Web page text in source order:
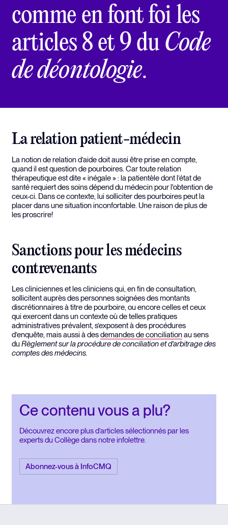
comme en font foi les
articles 8 et 9 du Code
de déontologie.
La relation patient-médecin
La notion de relation d’aide doit aussi être prise en compte,
quand il est question de pourboires. Car toute relation
thérapeutique est dite « inégale » : la patientèle dont l’état de
santé requiert des soins dépend du médecin pour l'obtention de
ceux-ci. Dans ce contexte, lui solliciter des pourboires peut la
placer dans une situation inconfortable. Une raison de plus de
les proscrire!
Sanctions pour les médecins
contrevenants
Les cliniciennes et les cliniciens qui, en fin de consultation,
sollicitent auprès des personnes soignées des montants
discrétionnaires à titre de pourboire, ou encore celles et ceux
qui exercent dans un contexte où de telles pratiques
administratives prévalent, s’exposent à des procédures
d’enquête, mais aussi à desdemandes de conciliationau sens
duRèglement sur la procédure de conciliation et d’arbitrage des
comptes des médecins.
Ce contenu vous a plu?
Découvrez encore plus d’articles sélectionnés par les
experts du Collège dans notre infolettre.
Abonnez-vous à InfoCMQ